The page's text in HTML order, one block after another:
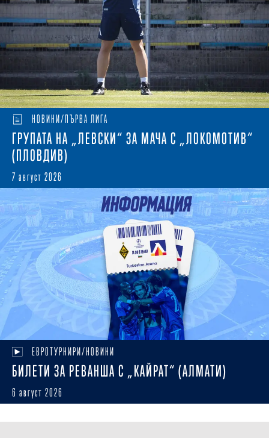
НОВИНИ/ПЪРВА ЛИГА
ГРУПАТА НА „ЛЕВСКИ“ ЗА МАЧА С „ЛОКОМОТИВ“
(ПЛОВДИВ)
7 август 2026
ЕВРОТУРНИРИ/НОВИНИ
БИЛЕТИ ЗА РЕВАНША С „КАЙРАТ“ (АЛМАТИ)
6 август 2026